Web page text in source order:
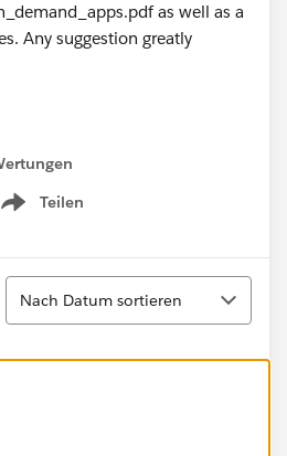
as well as a
Any suggestion greatly
Teilen
Show menu
Sortieren
Nach Datum sortieren